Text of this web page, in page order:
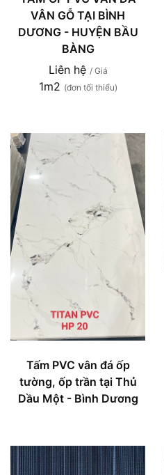
VÂN GỖ TẠI BÌNH
DƯƠNG - HUYỆN BẦU
BÀNG
Liên hệ / Giá
1m2 (đơn tối thiểu)
Tấm PVC vân đá ốp
tường, ốp trần tại Thủ
Dầu Một - Bình Dương